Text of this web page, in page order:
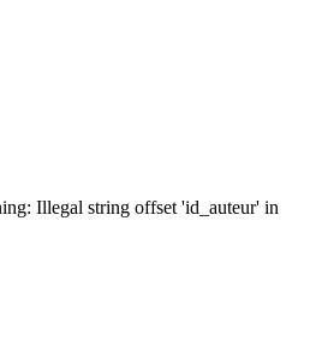
Illegal string offset 'id_auteur' in